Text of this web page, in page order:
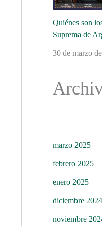
Quiénes son
Suprema de
30 de marzo
marzo 2025
febrero 2025
enero 2025
diciembre 2024
noviembre